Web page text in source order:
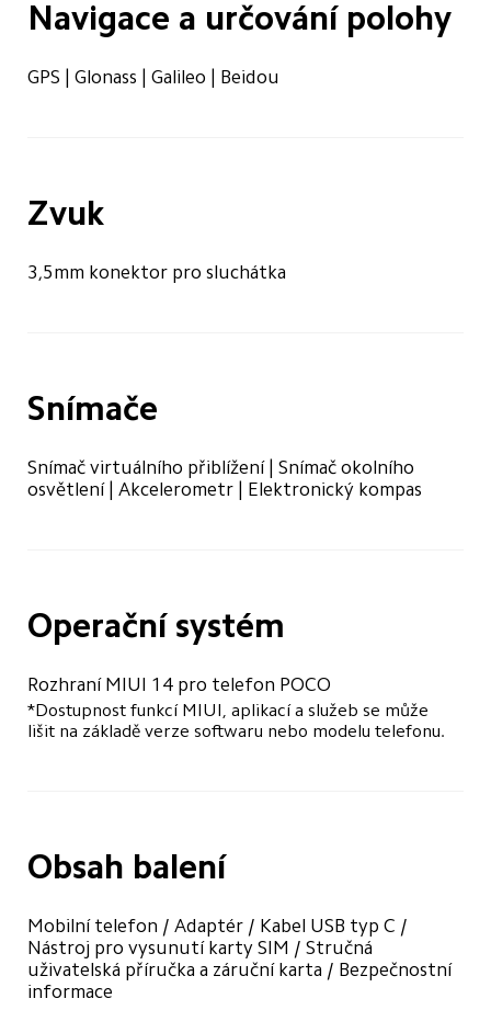
Navigace a určování polohy
GPS | Glonass | Galileo | Beidou
Zvuk
3,5mm konektor pro sluchátka
Snímače
Snímač virtuálního přiblížení | Snímač okolního
osvětlení | Akcelerometr | Elektronický kompas
Operační systém
Rozhraní MIUI 14 pro telefon POCO
*Dostupnost funkcí MIUI, aplikací a služeb se může
lišit na základě verze softwaru nebo modelu telefonu.
Obsah balení
Mobilní telefon / Adaptér / Kabel USB typ C /
Nástroj pro vysunutí karty SIM / Stručná
uživatelská příručka a záruční karta / Bezpečnostní
informace